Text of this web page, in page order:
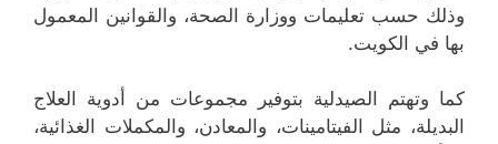
وذلك حسب تعليمات ووزارة الصحة، والقوانين المعمول
بها في الكويت.
كما وتهتم الصيدلية بتوفير مجموعات من أدوية العلاج
البديلة، مثل الفيتامينات، والمعادن، والمكملات الغذائية،